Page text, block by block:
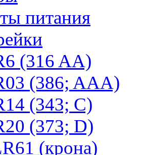
питания
(316 AA)
(386; AAA)
(343; C)
(373; D)
(крона)